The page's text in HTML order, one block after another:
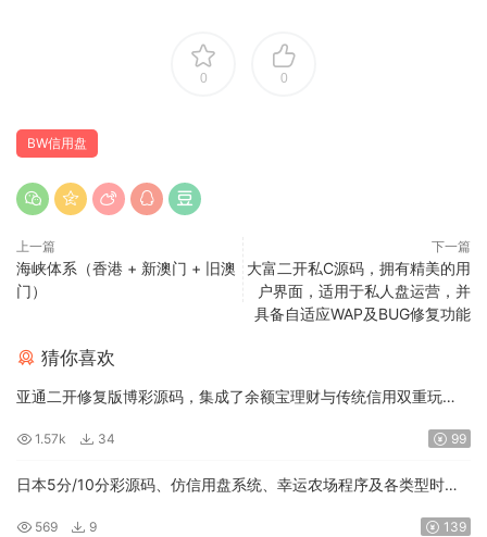
0 0
BW信用盘
上一篇
海峡体系（香港 + 新澳门 + 旧澳
门）
下一篇
大富二开私C源码，拥有精美的用
户界面，适用于私人盘运营，并
具备自适应WAP及BUG修复功能
猜你喜欢
亚通二开修复版博彩源码，集成了余额宝理财与传统信用双重玩
了真人、电子及棋牌游戏的接入接口
1.57k 34 99
日本5分/10分彩源码、仿信用盘系统、幸运农场程序及各类型时时
569 9 139